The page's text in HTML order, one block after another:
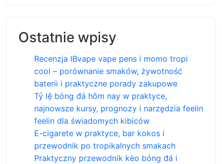
Ostatnie wpisy
Recenzja IBvape vape pens i momo tropi
cool – porównanie smaków, żywotność
baterii i praktyczne porady zakupowe
Tỷ lệ bóng đá hôm nay w praktyce,
najnowsze kursy, prognozy i narzędzia feelin
feelin dla świadomych kibiców
E-cigarete w praktyce, bar kokos i
przewodnik po tropikalnych smakach
Praktyczny przewodnik kèo bóng đá i